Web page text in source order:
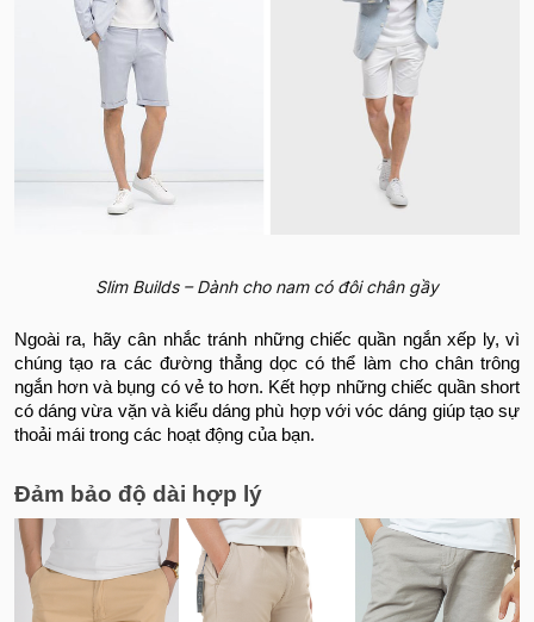
Slim Builds – Dành cho nam có đôi chân gầy
Ngoài ra, hãy cân nhắc tránh những chiếc quần ngắn xếp ly, vì
chúng tạo ra các đường thẳng dọc có thể làm cho chân trông
ngắn hơn và bụng có vẻ to hơn. Kết hợp những chiếc quần short
có dáng vừa vặn và kiểu dáng phù hợp với vóc dáng giúp tạo sự
thoải mái trong các hoạt động của bạn.
Đảm bảo độ dài hợp lý